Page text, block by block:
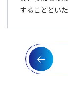
することといた